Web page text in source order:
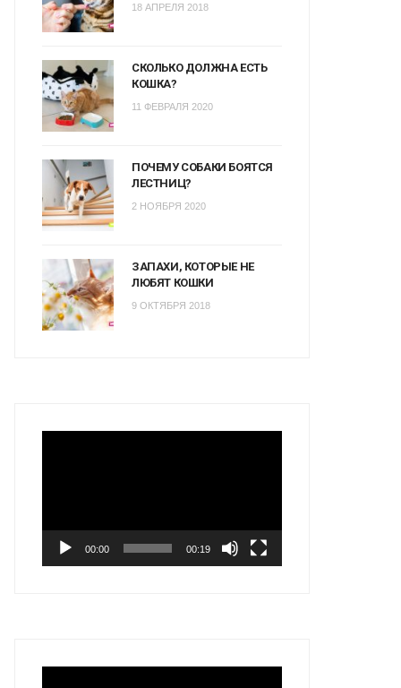
18 АПРЕЛЯ 2018
СКОЛЬКО ДОЛЖНА ЕСТЬ
КОШКА?
11 ФЕВРАЛЯ 2020
ПОЧЕМУ СОБАКИ БОЯТСЯ
ЛЕСТНИЦ?
2 НОЯБРЯ 2020
ЗАПАХИ, КОТОРЫЕ НЕ
ЛЮБЯТ КОШКИ
9 ОКТЯБРЯ 2018
00:00 00:19